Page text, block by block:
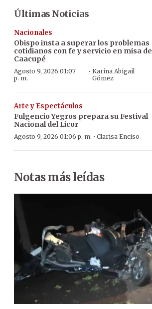
Últimas Noticias
Nacionales
Obispo insta a superar los problemas
cotidianos con fe y servicio en misa de
Caacupé
Agosto 9, 2026 01:07
p. m.
·Karina Abigail
Gómez
Arte y Espectáculos
Fulgencio Yegros prepara su Festival
Nacional del Licor
Agosto 9, 2026 01:06 p. m. · Clarisa Enciso
Notas más leídas